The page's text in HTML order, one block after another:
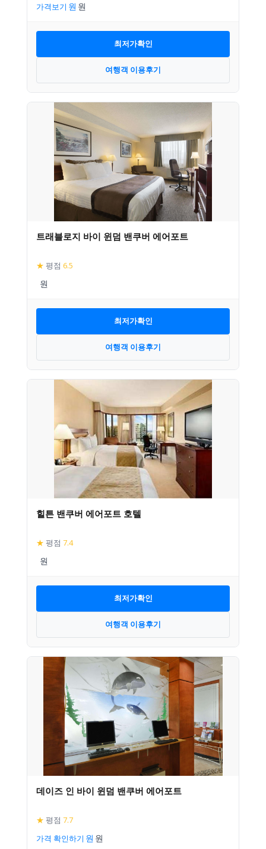
가격보기
최저가확인
여행객 이용후기
트래블로지 바이 윈덤 밴쿠버 에어포트
★ 평점 6.5
최저가확인
여행객 이용후기
힐튼 밴쿠버 에어포트 호텔
★ 평점 7.4
최저가확인
여행객 이용후기
데이즈 인 바이 윈덤 밴쿠버 에어포트
★ 평점 7.7
가격 확인하기